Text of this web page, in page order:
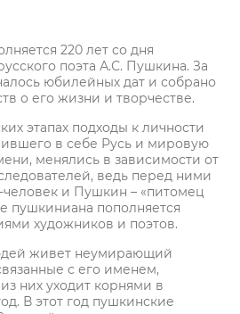
220 лет со дня
поэта А.С. Пушкина. За
юбилейных дат и собрано
о его жизни и творчестве.
этапах подходы к личности
в себе Русь и мировую
менялись в зависимости от
ведь перед ними
и Пушкин – «питомец
пушкиниана пополняется
художников и поэтов.
живет неумирающий
с его именем,
них уходит корнями в
В этот год пушкинские